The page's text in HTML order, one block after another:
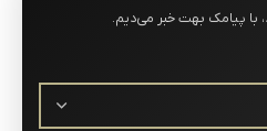
با پیامک بهت خبر می‌دیم.